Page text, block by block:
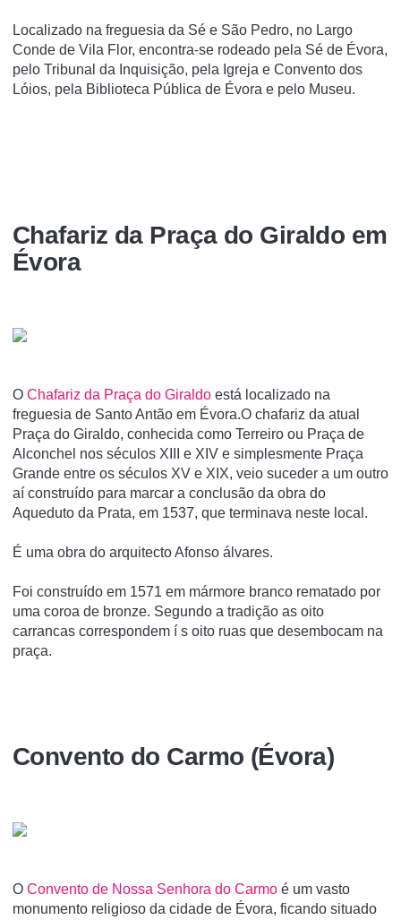
Localizado na freguesia da Sé e São Pedro, no Largo
Conde de Vila Flor, encontra-se rodeado pela Sé de Évora,
pelo Tribunal da Inquisição, pela Igreja e Convento dos
Lóios, pela Biblioteca Pública de Évora e pelo Museu.
Chafariz da Praça do Giraldo em
Évora
O Chafariz da Praça do Giraldo está localizado na
freguesia de Santo Antão em Évora.O chafariz da atual
Praça do Giraldo, conhecida como Terreiro ou Praça de
Alconchel nos séculos XIII e XIV e simplesmente Praça
Grande entre os séculos XV e XIX, veio suceder a um outro
aí construído para marcar a conclusão da obra do
Aqueduto da Prata, em 1537, que terminava neste local.
É uma obra do arquitecto Afonso álvares.
Foi construí­do em 1571 em mármore branco rematado por
uma coroa de bronze. Segundo a tradição as oito
carrancas correspondem í s oito ruas que desembocam na
praça.
Convento do Carmo (Évora)
O Convento de Nossa Senhora do Carmo é um vasto
monumento religioso da cidade de Évora, ficando situado